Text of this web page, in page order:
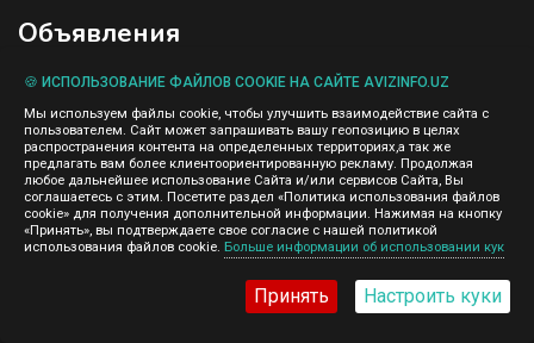
Объявления
Карта сайта
Все объявления, Андижан
Все объявления AvizInfo
Информация
🍪 ИСПОЛЬЗОВАНИЕ ФАЙЛОВ COOKIE НА САЙТЕ AVIZINFO.UZ
Мы используем файлы cookie, чтобы улучшить взаимодействие сайта с
пользователем. Сайт может запрашивать вашу геопозицию в целях
распространения контента на определенных территориях,а так же
предлагать вам более клиентоориентированную рекламу. Продолжая
любое дальнейшее использование Сайта и/или сервисов Сайта, Вы
соглашаетесь с этим. Посетите раздел «Политика использования файлов
cookie» для получения дополнительной информации. Нажимая на кнопку
«Принять», вы подтверждаете свое согласие с нашей политикой
использования файлов cookie. Больше информации об использовании кук
Принять Настроить куки